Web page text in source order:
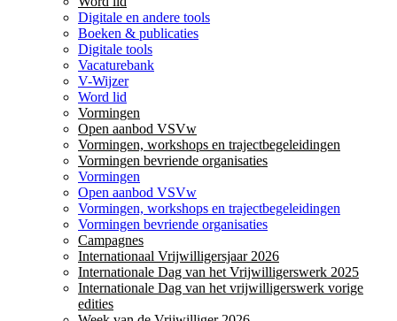
Digitale en andere tools
Boeken & publicaties
Digitale tools
Vacaturebank
V-Wijzer
Word lid
Vormingen
Open aanbod VSVw
Vormingen, workshops en trajectbegeleidingen
Vormingen bevriende organisaties
Vormingen
Open aanbod VSVw
Vormingen, workshops en trajectbegeleidingen
Vormingen bevriende organisaties
Campagnes
Internationaal Vrijwilligersjaar 2026
Internationale Dag van het Vrijwilligerswerk 2025
Internationale Dag van het vrijwilligerswerk vorige
edities